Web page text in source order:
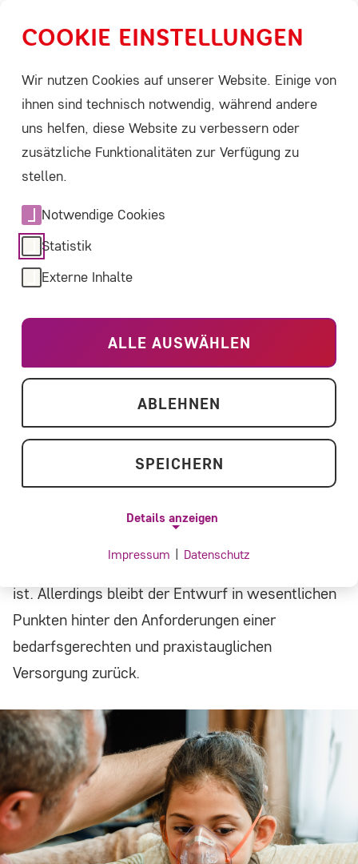
Leichte Sprache Suche
Home ACHSE aktiviert Stellungnahmen Detail
09.06.2026
Stellungnahme zum
Entwurf eines Gesetzes
zur Neuordnung der
Pflegeversicherung
– PNOG)
Die ACHSE begrüßt grundsätzlich, dass der
Referentenentwurf des
Pflegeneuordnungsgesetzes (PNOG) auf eine
Stabilisierung der Pflegeversicherung, eine
mehr Transparenz und Entlastung ausgerichtet
ist. Allerdings bleibt der Entwurf in wesentlichen
Punkten hinter den Anforderungen einer
bedarfsgerechten und praxistauglichen
Versorgung zurück.
COOKIE EINSTELLUNGEN
Wir nutzen Cookies auf unserer Website. Einige von
ihnen sind technisch notwendig, während andere
uns helfen, diese Website zu verbessern oder
zusätzliche Funktionalitäten zur Verfügung zu
stellen.
Notwendige Cookies
Statistik
Externe Inhalte
ALLE AUSWÄHLEN
ABLEHNEN
SPEICHERN
Details anzeigen
Notwendige Cookies ermöglichen
grundlegende Funktionen und sind für die
einwandfreie Funktion der Website
erforderlich.
Einverständnis-Cookie
Name:
cookie_consent
Zweck:
Dieser Cookie speichert die ausgewählten
Einverständnis-Optionen des Benutzers
Impressum | Datenschutz